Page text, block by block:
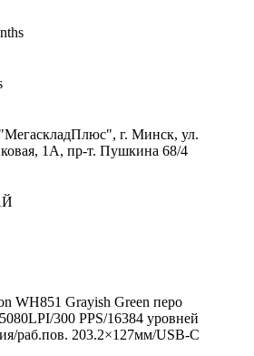
г. Минск, ул.
1А, пр-т. Пушкина 68/4
WH851 Grayish Green перо
300 PPS/16384 уровней
раб.пов. 203.2×127мм/USB-C